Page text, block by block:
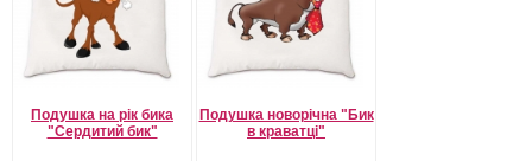
Подушка на рік бика
"Сердитий бик"
Подушка новорічна "Бик
в краватці"